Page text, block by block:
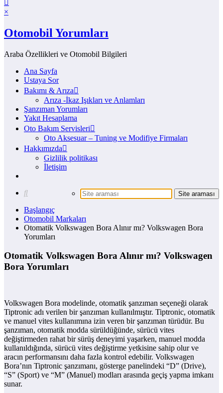
×
Otomobil Yorumları
Araba Özellikleri ve Otomobil Bilgileri
Ana Sayfa
Ustaya Sor
Bakımı & Arıza
Arıza -İkaz Işıkları ve Anlamları
Şanzıman Yorumları
Yakıt Hesaplama
Oto Bakım Servisleri
Oto Aksesuar – Tuning ve Modifiye Firmaları
Hakkımızda
Gizlilik politikası
İletişim
Başlangıç
Otomobil Markaları
Otomatik Volkswagen Bora Alınır mı? Volkswagen Bora
Yorumları
Otomatik Volkswagen Bora Alınır mı? Volkswagen
Bora Yorumları
Volkswagen Bora modelinde, otomatik şanzıman seçeneği olarak
Tiptronic adı verilen bir şanzıman kullanılmıştır. Tiptronic, otomatik
ve manuel vites kullanımına izin veren bir şanzıman türüdür. Bu
şanzıman, otomatik modda sürüldüğünde, sürücü vites
değiştirmeden rahat bir sürüş deneyimi yaşarken, manuel modda
kullanıldığında, sürücü vites değiştirme yetkisine sahip olur ve
aracın performansını daha fazla kontrol edebilir. Volkswagen
Bora’nın Tiptronic şanzımanı, gösterge panelindeki “D” (Drive),
“S” (Sport) ve “M” (Manuel) modları arasında geçiş yapma imkanı
sunar.